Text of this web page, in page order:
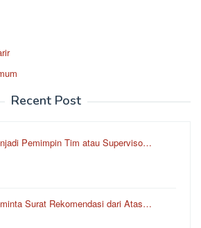
Recent Post
Pemimpin Tim atau Superviso…
Surat Rekomendasi dari Atas…